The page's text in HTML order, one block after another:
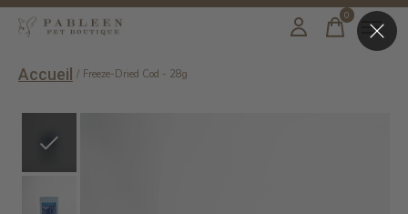
0items
Accueil / Freeze-Dried Cod - 28g